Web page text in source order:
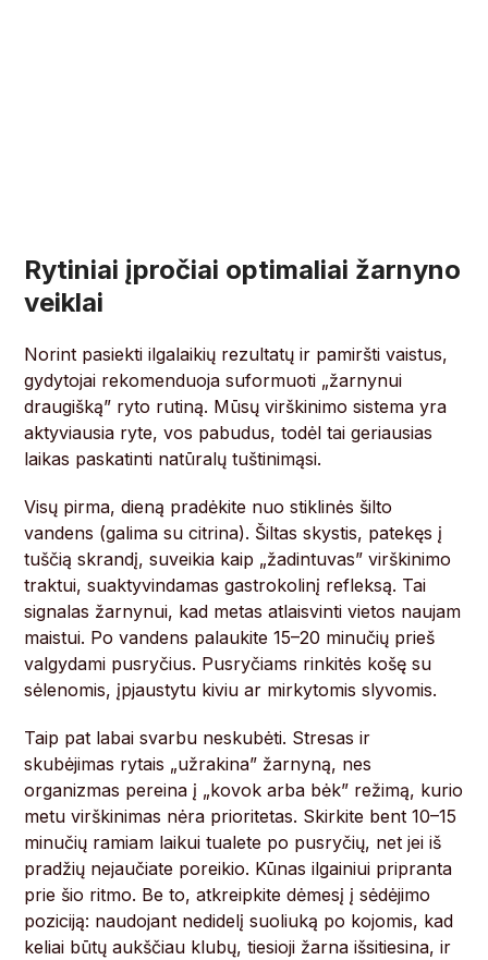
Rytiniai įpročiai optimaliai žarnyno
veiklai
Norint pasiekti ilgalaikių rezultatų ir pamiršti vaistus,
gydytojai rekomenduoja suformuoti „žarnynui
draugišką” ryto rutiną. Mūsų virškinimo sistema yra
aktyviausia ryte, vos pabudus, todėl tai geriausias
laikas paskatinti natūralų tuštinimąsi.
Visų pirma, dieną pradėkite nuo stiklinės šilto
vandens (galima su citrina). Šiltas skystis, patekęs į
tuščią skrandį, suveikia kaip „žadintuvas” virškinimo
traktui, suaktyvindamas gastrokolinį refleksą. Tai
signalas žarnynui, kad metas atlaisvinti vietos naujam
maistui. Po vandens palaukite 15–20 minučių prieš
valgydami pusryčius. Pusryčiams rinkitės košę su
sėlenomis, įpjaustytu kiviu ar mirkytomis slyvomis.
Taip pat labai svarbu neskubėti. Stresas ir
skubėjimas rytais „užrakina” žarnyną, nes
organizmas pereina į „kovok arba bėk” režimą, kurio
metu virškinimas nėra prioritetas. Skirkite bent 10–15
minučių ramiam laikui tualete po pusryčių, net jei iš
pradžių nejaučiate poreikio. Kūnas ilgainiui pripranta
prie šio ritmo. Be to, atkreipkite dėmesį į sėdėjimo
poziciją: naudojant nedidelį suoliuką po kojomis, kad
keliai būtų aukščiau klubų, tiesioji žarna išsitiesina, ir